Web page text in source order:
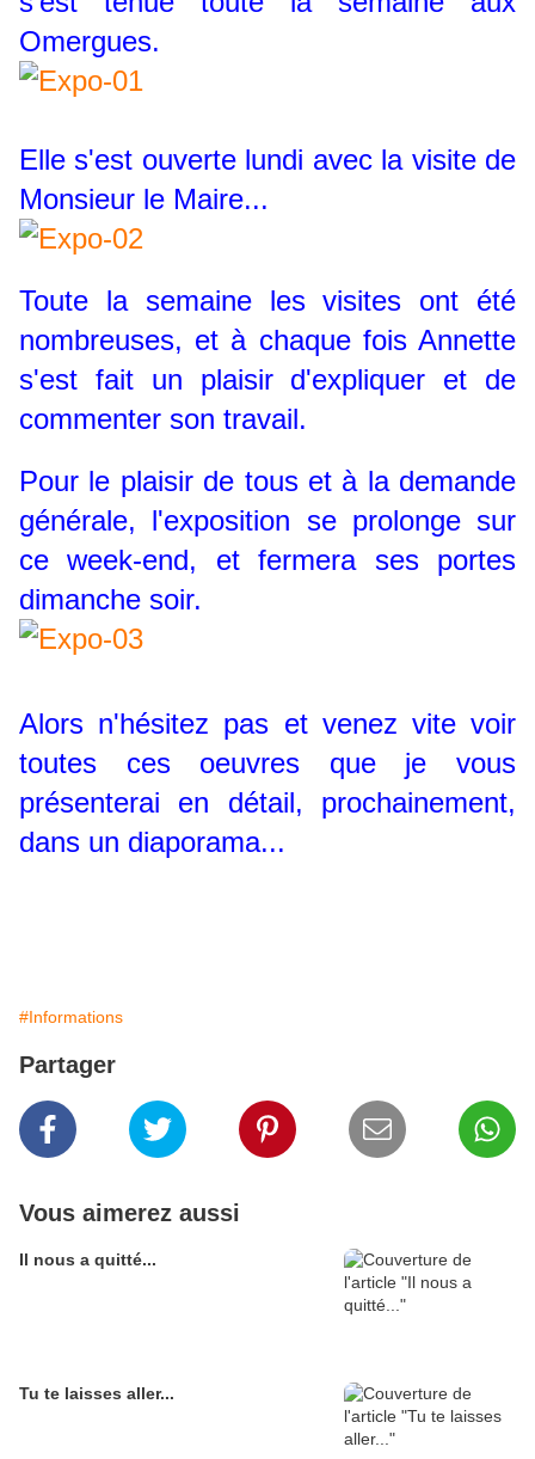
Omergues.
Elle s'est ouverte lundi avec la visite de
Monsieur le Maire...
Toute la semaine les visites ont été
nombreuses, et à chaque fois Annette
s'est fait un plaisir d'expliquer et de
commenter son travail.
Pour le plaisir de tous et à la demande
générale, l'exposition se prolonge sur
ce week-end, et fermera ses portes
dimanche soir.
Alors n'hésitez pas et venez vite voir
toutes ces oeuvres que je vous
présenterai en détail, prochainement,
dans un diaporama...
#Informations
Partager
Vous aimerez aussi
Il nous a quitté...
Tu te laisses aller...